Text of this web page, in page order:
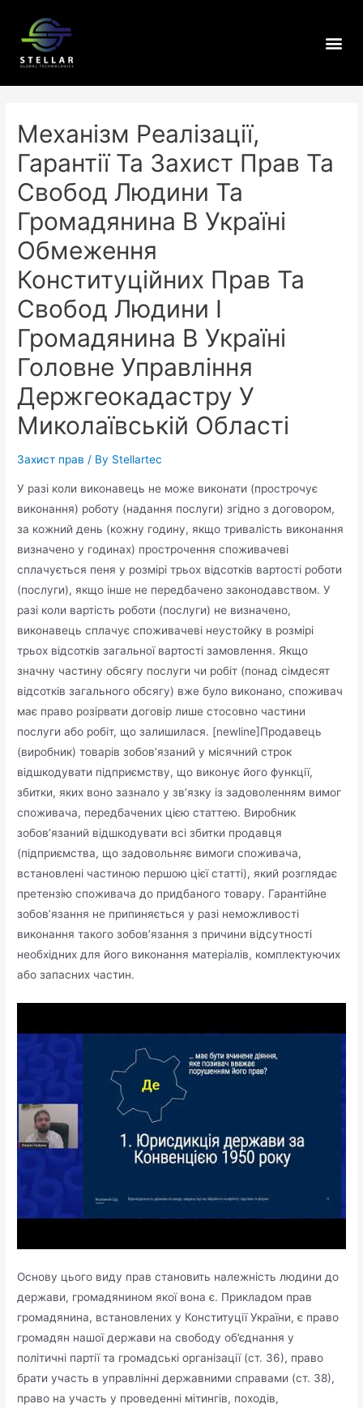
Механізм Реалізації,
Гарантії Та Захист Прав Та
Свобод Людини Та
Громадянина В Україні
Обмеження
Конституційних Прав Та
Свобод Людини І
Громадянина В Україні
Головне Управління
Держгеокадастру У
Миколаївській Області
Захист прав / By Stellartec
У разі коли виконавець не може виконати (прострочує
виконання) роботу (надання послуги) згідно з договором,
за кожний день (кожну годину, якщо тривалість виконання
визначено у годинах) прострочення споживачеві
сплачується пеня у розмірі трьох відсотків вартості роботи
(послуги), якщо інше не передбачено законодавством. У
разі коли вартість роботи (послуги) не визначено,
виконавець сплачує споживачеві неустойку в розмірі
трьох відсотків загальної вартості замовлення. Якщо
значну частину обсягу послуги чи робіт (понад сімдесят
відсотків загального обсягу) вже було виконано, споживач
має право розірвати договір лише стосовно частини
послуги або робіт, що залишилася. [newline]Продавець
(виробник) товарів зобов’язаний у місячний строк
відшкодувати підприємству, що виконує його функції,
збитки, яких воно зазнало у зв’язку із задоволенням вимог
споживача, передбачених цією статтею. Виробник
зобов’язаний відшкодувати всі збитки продавця
(підприємства, що задовольняє вимоги споживача,
встановлені частиною першою цієї статті), який розглядає
претензію споживача до придбаного товару. Гарантійне
зобов’язання не припиняється у разі неможливості
виконання такого зобов’язання з причини відсутності
необхідних для його виконання матеріалів, комплектуючих
або запасних частин.
Основу цього виду прав становить належність людини до
держави, громадянином якої вона є. Прикладом прав
громадянина, встановлених у Конституції України, є право
громадян нашої держави на свободу об’єднання у
політичні партії та громадські організації (ст. 36), право
брати участь в управлінні державними справами (ст. 38),
право на участь у проведенні мітингів, походів,